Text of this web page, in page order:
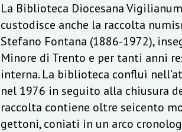
La Biblioteca Diocesana
custodisce anche la raccolta
Stefano Fontana (1886-1972),
Minore di Trento e per tanti anni
interna. La biblioteca confluì
nel 1976 in seguito alla chiusura
raccolta contiene oltre seicento
gettoni, coniati in un arco